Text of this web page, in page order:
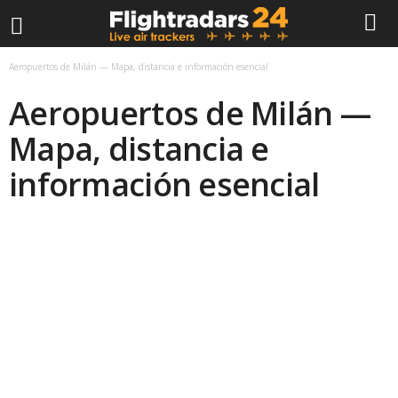
Aeropuertos de Milán — Mapa, distancia e información esencial
Aeropuertos de Milán —
Mapa, distancia e
información esencial